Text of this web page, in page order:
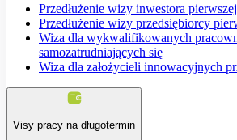
Przedłużenie wizy inwestora
Przedłużenie wizy przedsiębiorcy
Wiza dla wykwalifikowanych
samozatrudniających się
Wiza dla założycieli innowacyjnych
Visy pracy na długotermin